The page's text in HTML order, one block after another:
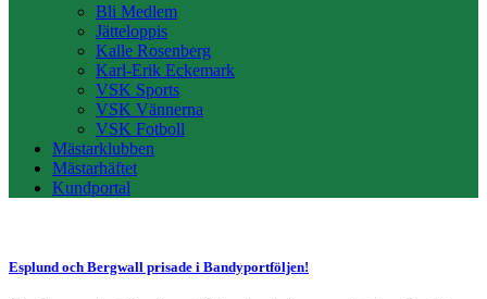
Bli Medlem
Jätteloppis
Kalle Rosenberg
Karl-Erik Eckemark
VSK Sports
VSK Vännerna
VSK Fotboll
Mästarklubben
Mästarhäftet
Kundportal
Esplund och Bergwall prisade i Bandyportföljen!